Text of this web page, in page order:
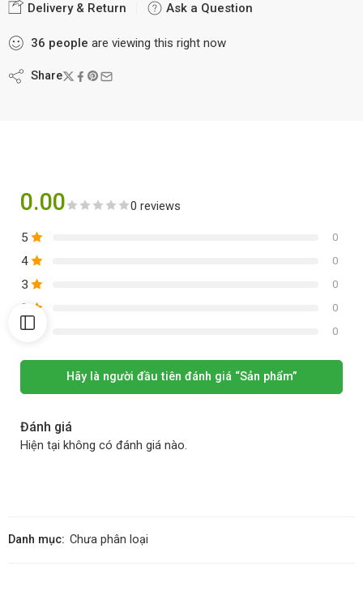
Delivery & Return Ask a Question
36 people are viewing this right now
Share
0.00 0 reviews
5 0
4 0
3 0
2 0
1 0
Hãy là người đầu tiên đánh giá “Sản phẩm”
Đánh giá
Hiện tại không có đánh giá nào.
Danh mục: Chưa phân loại